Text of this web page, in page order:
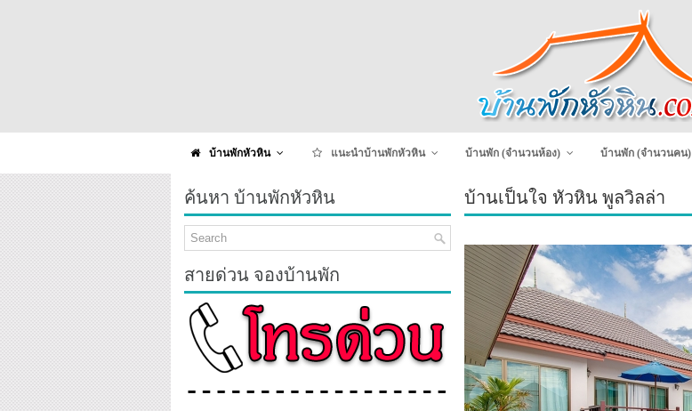
บ้านพักหัวหิน แนะนำบ้านพักหัวหิน บ้านพัก (จำนวนห้อง) บ้านพัก (จำนวนคน)
บ้านเป็นใจ หัวหิน พูลวิลล่า
ค้นหา บ้านพักหัวหิน
สายด่วน จองบ้านพัก